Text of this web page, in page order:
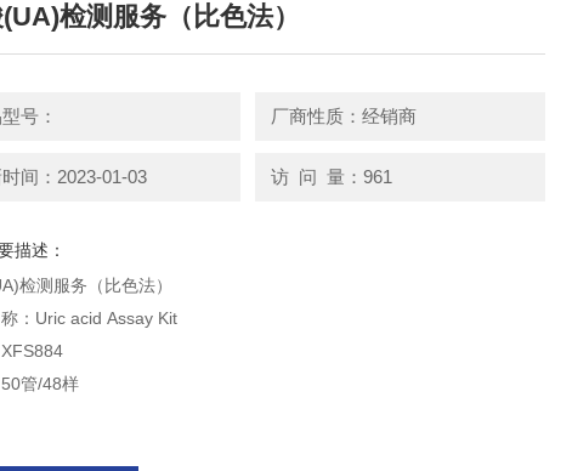
检测服务（比色法）
号： 厂商性质：经销商
间：2023-01-03 访 问 量：961
描述：
检测服务（比色法）
：Uric acid Assay Kit
管/48样